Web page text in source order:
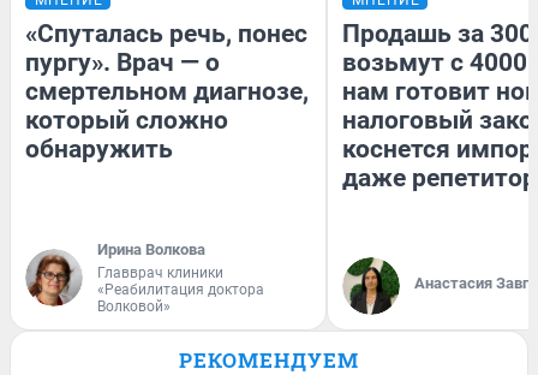
«Спуталась речь, понес
пургу». Врач — о
смертельном диагнозе,
который сложно
обнаружить
Ирина Волкова
Главврач клиники
«Реабилитация доктора
Волковой»
Продашь за
возьмут с
нам готовит
налоговый
коснется
даже
Анастасия
РЕКОМЕНДУЕМ